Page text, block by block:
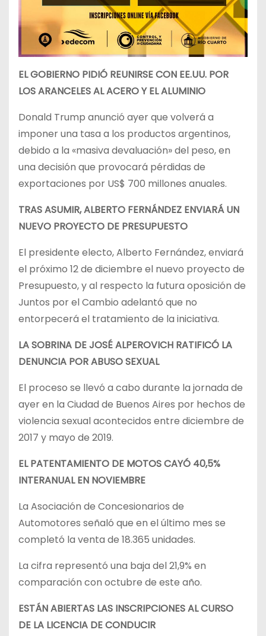
EL GOBIERNO PIDIÓ REUNIRSE CON EE.UU. POR
LOS ARANCELES AL ACERO Y EL ALUMINIO
Donald Trump anunció ayer que volverá a
imponer una tasa a los productos argentinos,
debido a la «masiva devaluación» del peso, en
una decisión que provocará pérdidas de
exportaciones por US$ 700 millones anuales.
TRAS ASUMIR, ALBERTO FERNÁNDEZ ENVIARÁ UN
NUEVO PROYECTO DE PRESUPUESTO
El presidente electo, Alberto Fernández, enviará
el próximo 12 de diciembre el nuevo proyecto de
Presupuesto, y al respecto la futura oposición de
Juntos por el Cambio adelantó que no
entorpecerá el tratamiento de la iniciativa.
LA SOBRINA DE JOSÉ ALPEROVICH RATIFICÓ LA
DENUNCIA POR ABUSO SEXUAL
El proceso se llevó a cabo durante la jornada de
ayer en la Ciudad de Buenos Aires por hechos de
violencia sexual acontecidos entre diciembre de
2017 y mayo de 2019.
EL PATENTAMIENTO DE MOTOS CAYÓ 40,5%
INTERANUAL EN NOVIEMBRE
La Asociación de Concesionarios de
Automotores señaló que en el último mes se
completó la venta de 18.365 unidades.
La cifra representó una baja del 21,9% en
comparación con octubre de este año.
ESTÁN ABIERTAS LAS INSCRIPCIONES AL CURSO
DE LA LICENCIA DE CONDUCIR